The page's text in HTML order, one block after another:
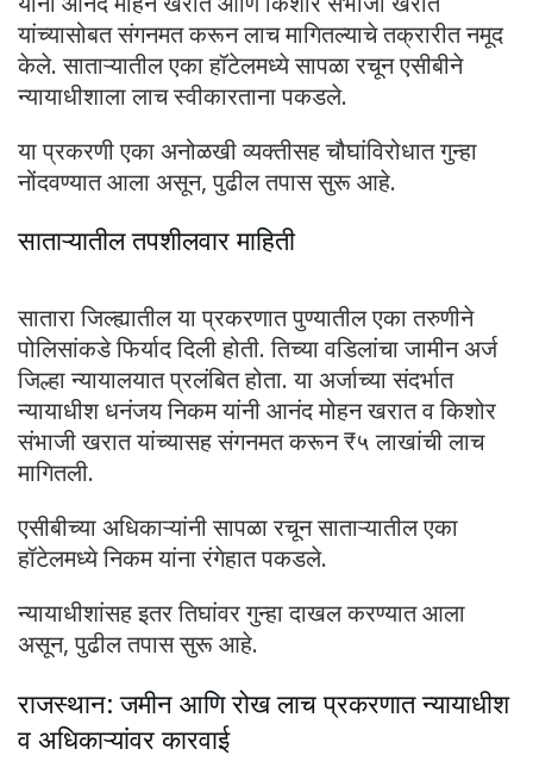
यांच्यासोबत संगनमत करून लाच मागितल्याचे तक्रारीत नमूद
केले. साताऱ्यातील एका हॉटेलमध्ये सापळा रचून एसीबीने
न्यायाधीशाला लाच स्वीकारताना पकडले.
या प्रकरणी एका अनोळखी व्यक्तीसह चौघांविरोधात गुन्हा
नोंदवण्यात आला असून, पुढील तपास सुरू आहे.
साताऱ्यातील तपशीलवार माहिती
सातारा जिल्ह्यातील या प्रकरणात पुण्यातील एका तरुणीने
पोलिसांकडे फिर्याद दिली होती. तिच्या वडिलांचा जामीन अर्ज
जिल्हा न्यायालयात प्रलंबित होता. या अर्जाच्या संदर्भात
न्यायाधीश धनंजय निकम यांनी आनंद मोहन खरात व किशोर
संभाजी खरात यांच्यासह संगनमत करून ₹५ लाखांची लाच
मागितली.
एसीबीच्या अधिकाऱ्यांनी सापळा रचून साताऱ्यातील एका
हॉटेलमध्ये निकम यांना रंगेहात पकडले.
न्यायाधीशांसह इतर तिघांवर गुन्हा दाखल करण्यात आला
असून, पुढील तपास सुरू आहे.
राजस्थान: जमीन आणि रोख लाच प्रकरणात न्यायाधीश
व अधिकाऱ्यांवर कारवाई